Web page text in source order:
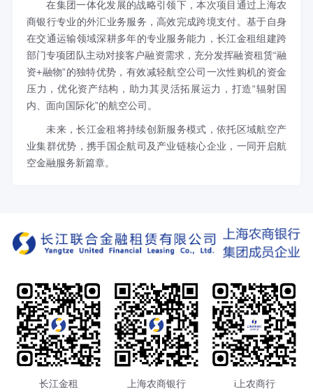
在集团一体化发展的战略引领下，本次项目通过上海农
商银行专业的外汇业务服务，高效完成跨境支付。基于自身
在交通运输领域深耕多年的专业服务能力，长江金租组建跨
部门专项团队主动对接客户融资需求，充分发挥融资租赁“融
资+融物”的独特优势，有效减轻航空公司一次性购机的资金
压力，优化资产结构，助力其灵活拓展运力，打造“辐射国
内、面向国际化”的航空公司。
未来，长江金租将持续创新服务模式，依托区域航空产
业集群优势，携手国企航司及产业链核心企业，一同开启航
空金融服务新篇章。
长江金租 上海农商银行 i上农商行